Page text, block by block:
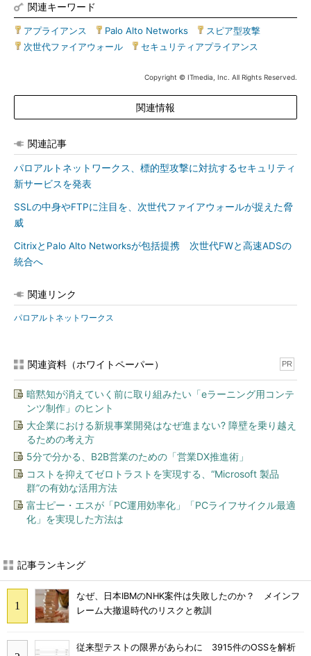
関連キーワード
アプライアンス Palo Alto Networks スピア型攻撃
次世代ファイアウォール
セキュリティアプライアンス
Copyright © ITmedia, Inc. All Rights Reserved.
関連情報
関連記事
パロアルトネットワークス、標的型攻撃に対抗するセキュリティ
新サービスを発表
SSLの中身やFTPに注目を、次世代ファイアウォールが捉えた脅
威
CitrixとPalo Alto Networksが包括提携 次世代FWと高速ADSの
統合へ
関連リンク
パロアルトネットワークス
関連資料（ホワイトペーパー） PR
暗黙知が消えていく前に取り組みたい「eラーニング用コンテ
ンツ制作」のヒント
大企業における新規事業開発はなぜ進まない? 障壁を乗り越え
るための考え方
5分で分かる、B2B営業のための「営業DX推進術」
コストを抑えてゼロトラストを実現する、“Microsoft 製品
群”の有効な活用方法
富士ピー・エスが「PC運用効率化」「PCライフサイクル最適
化」を実現した方法は
記事ランキング
なぜ、日本IBMのNHK案件は失敗したのか？ メインフ
レーム大撤退時代のリスクと教訓
従来型テストの限界があらわに 3915件のOSSを解析